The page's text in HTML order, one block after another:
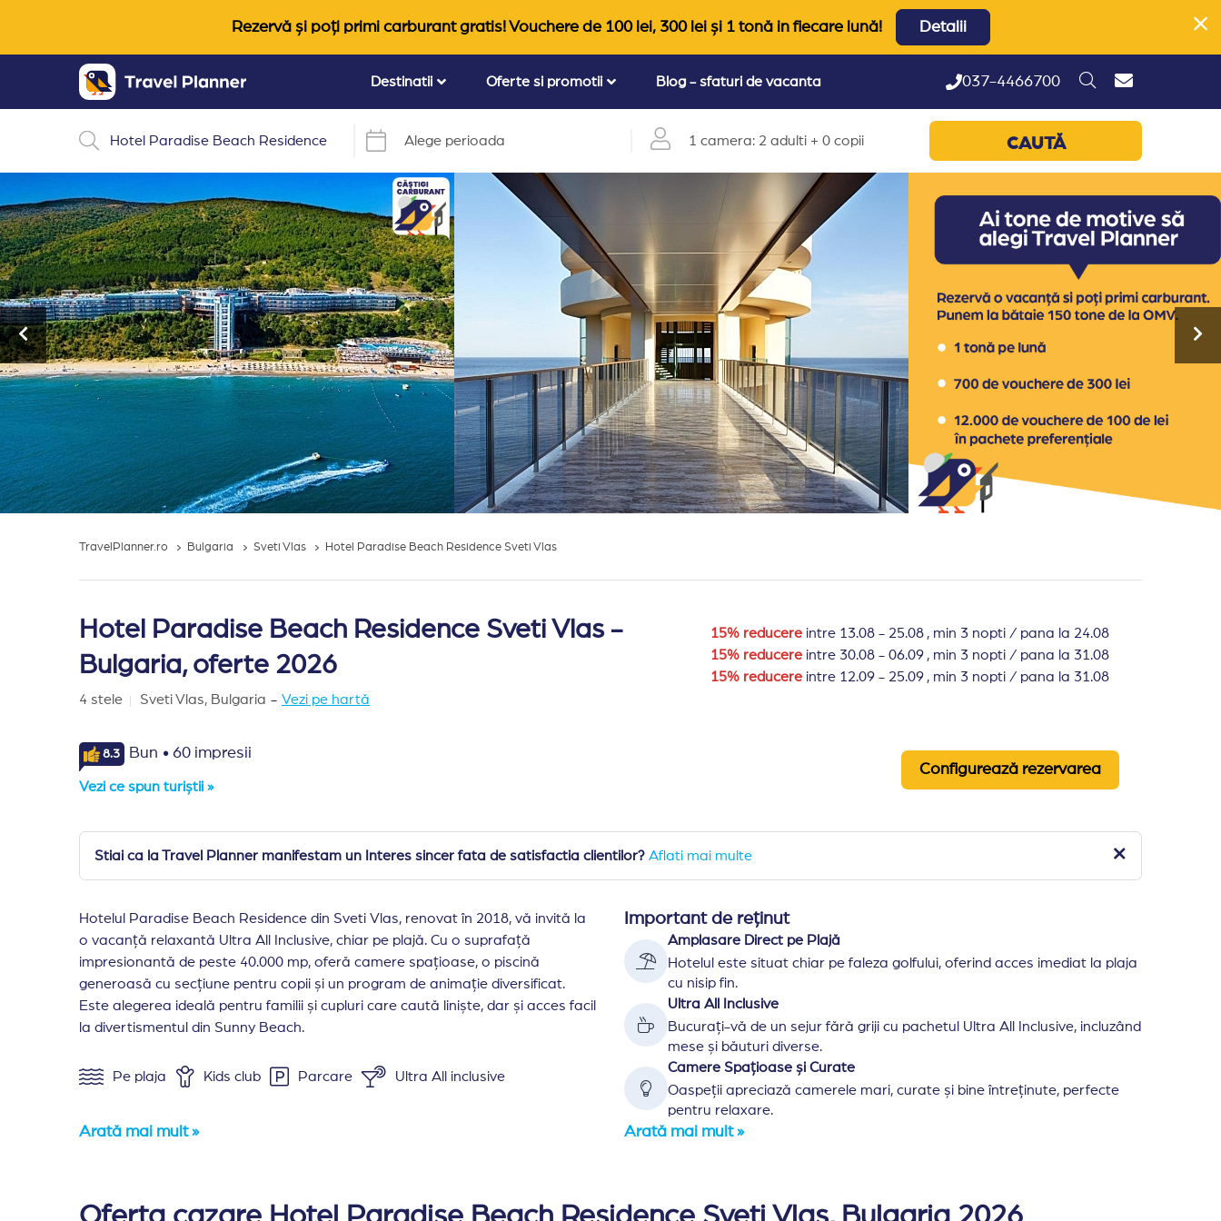
Rezervă și poți primi carburant gratis! Vouchere de 100 lei, 300 lei și 1 tonă in fiecare lună! Detalii
Destinatii Oferte si promotii Blog - sfaturi de vacanta 037-4466700
Alege perioada 1 camera: 2 adulti + 0 copii CAUTĂ
TravelPlanner.ro Bulgaria Sveti Vlas Hotel Paradise Beach Residence Sveti Vlas
Hotel Paradise Beach Residence Sveti Vlas -
Bulgaria, oferte 2026
4 stele Sveti Vlas, Bulgaria - Vezi pe hartă
15% reducere intre 13.08 - 25.08 , min 3 nopti / pana la 24.08
15% reducere intre 30.08 - 06.09 , min 3 nopti / pana la 31.08
15% reducere intre 12.09 - 25.09 , min 3 nopti / pana la 31.08
8.3 Bun · 60 impresii
Vezi ce spun turiștii »
Configurează rezervarea
Stiai ca la Travel Planner manifestam un Interes sincer fata de satisfactia clientilor? Aflati mai multe
Hotelul Paradise Beach Residence din Sveti Vlas, renovat în 2018, vă invită la
o vacanță relaxantă Ultra All Inclusive, chiar pe plajă. Cu o suprafață
impresionantă de peste 40.000 mp, oferă camere spațioase, o piscină
generoasă cu secțiune pentru copii și un program de animație diversificat.
Este alegerea ideală pentru familii și cupluri care caută liniște, dar și acces facil
la divertismentul din Sunny Beach.
Pe plaja Kids club Parcare Ultra All inclusive
Arată mai mult »
Important de reținut
Amplasare Direct pe Plajă
Hotelul este situat chiar pe faleza golfului, oferind acces imediat la plaja
cu nisip fin.
Ultra All Inclusive
Bucurați-vă de un sejur fără griji cu pachetul Ultra All Inclusive, incluzând
mese și băuturi diverse.
Camere Spațioase și Curate
Oaspeții apreciază camerele mari, curate și bine întreținute, perfecte
pentru relaxare.
Arată mai mult »